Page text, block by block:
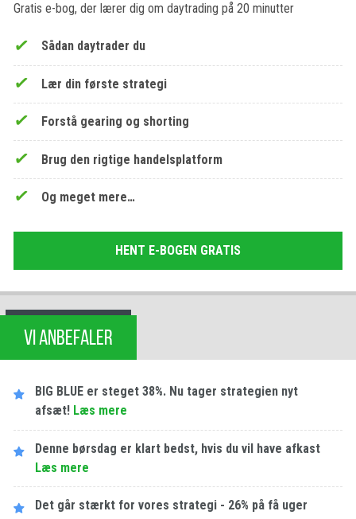
Gratis e-bog, der lærer dig om daytrading på 20 minutter
Sådan daytrader du
Lær din første strategi
Forstå gearing og shorting
Brug den rigtige handelsplatform
Og meget mere…
HENT E-BOGEN GRATIS
VI ANBEFALER
BIG BLUE er steget 38%. Nu tager strategien nyt
afsæt! Læs mere
Denne børsdag er klart bedst, hvis du vil have afkast
Læs mere
Det går stærkt for vores strategi - 26% på få uger